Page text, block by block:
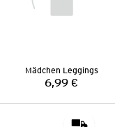
Mädchen Leggings
Preis:
6,99 €